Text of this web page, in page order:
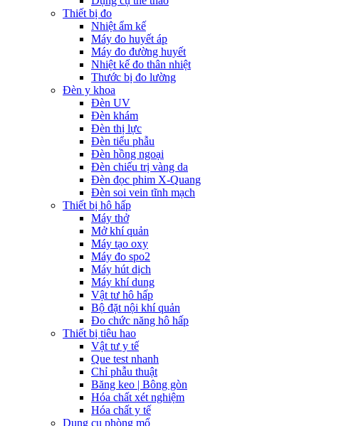
Thiết bị đo
Nhiệt ẩm kế
Máy đo huyết áp
Máy đo đường huyết
Nhiệt kế đo thân nhiệt
Thước bị đo lường
Đèn y khoa
Đèn UV
Đèn khám
Đèn thị lực
Đèn tiểu phẫu
Đèn hồng ngoại
Đèn chiếu trị vàng da
Đèn đọc phim X-Quang
Đèn soi vein tĩnh mạch
Thiết bị hô hấp
Máy thở
Mở khí quản
Máy tạo oxy
Máy đo spo2
Máy hút dịch
Máy khí dung
Vật tư hô hấp
Bộ đặt nội khí quản
Đo chức năng hô hấp
Thiết bị tiêu hao
Vật tư y tế
Que test nhanh
Chỉ phẫu thuật
Băng keo | Bông gòn
Hóa chất xét nghiệm
Hóa chất y tế
Dụng cụ phòng mổ